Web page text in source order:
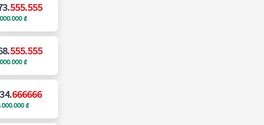
555.555
₫
555.555
₫
666666
₫